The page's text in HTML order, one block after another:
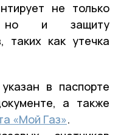
не только
но и защиту
таких как утечка
в паспорте
а также
«Мой Газ».